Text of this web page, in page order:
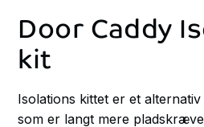
Door Caddy
kit
Isolations kittet er et
som er langt mere